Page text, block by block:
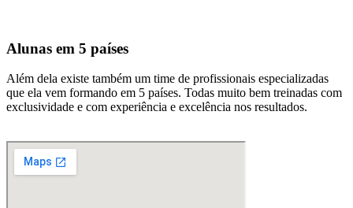
Alunas em 5 países
Além dela existe também um time de profissionais especializadas
que ela vem formando em 5 países. Todas muito bem treinadas com
exclusividade e com experiência e excelência nos resultados.